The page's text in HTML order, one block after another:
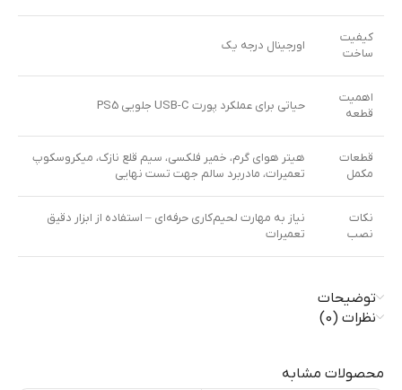
کیفیت
ساخت
اورجینال درجه یک
اهمیت
قطعه
حیاتی برای عملکرد پورت USB-C جلویی PS5
قطعات
مکمل
هیتر هوای گرم، خمیر فلکسی، سیم قلع نازک، میکروسکوپ
تعمیرات، مادربرد سالم جهت تست نهایی
نکات
نصب
نیاز به مهارت لحیم‌کاری حرفه‌ای – استفاده از ابزار دقیق
تعمیرات
توضیحات
نظرات (0)
محصولات مشابه